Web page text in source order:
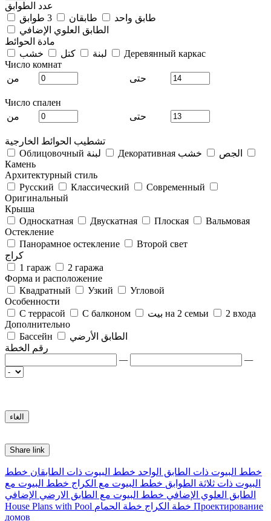
عدد الطوابق
طابق واحد
طابقان
الطابق العلوي الإضافي
مادة الحوائط
لبنة
كتل خشب
Деревянный каркас
Число комнат
من
حتى
Число спален
من
حتى
تشطيب الحوائط الخارجية
Облицовочный لبنة
Декоративная الجص
خشب
Камень
Архитектурный стиль
Русский
Классический
Современный
Оригинальный
Крыша
Односкатная
Двускатная Плоская
Вальмовая
Остекление
Панорамное остекление
Второй свет
كراج
1 гараж
2 гаража
Форма и расположение
Квадратный
Узкий
Угловой
Особенности
С террасой
С балконом بيت на 2 семьи
2 входа
Дополнительно
Бассейн
الطابق الأرضي
رقم الخطة
—
—
Share link
خطط البيوت ذات الطابق الواحد خطط البيوت ذات الطابقان خطط
البيوت ذات ثلاثة الطوابق خطط البيوت مع الكراج خطط البيوت مع
الطابق العلوي الإضافي خطط البيوت مع الطابق الارضي الإضافي
House Plans with Pool
خطة الكراج خطة الحمام
Проектирование
домов